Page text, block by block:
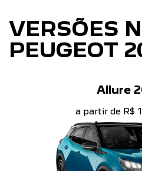
VERSÕES
PEUGEOT
Allure
a partir de R$